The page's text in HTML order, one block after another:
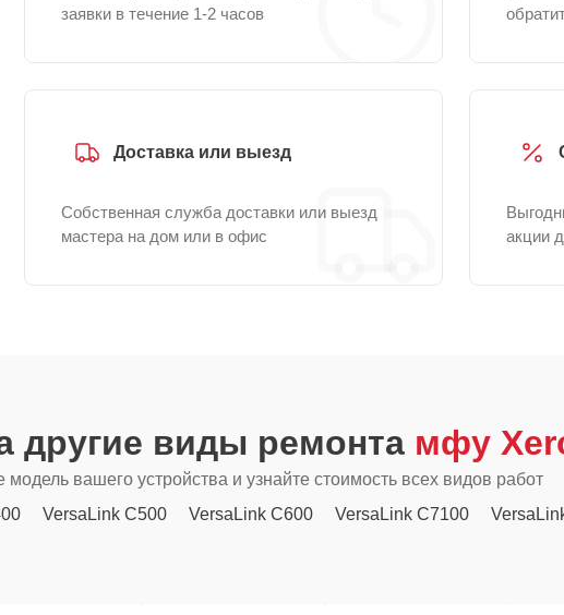
заявки в течение 1-2 часов
Доставка или выезд
Собственная служба доставки или выезд
мастера на дом или в офис
акции
другие виды ремонта мфу
модель вашего устройства и узнайте стоимость всех видов работ
VersaLink C500 VersaLink C600 VersaLink C7100